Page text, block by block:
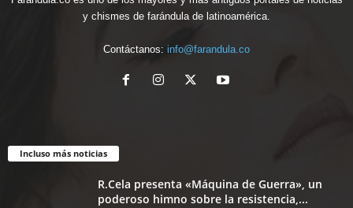
y chismes de farándula de latinoamérica.
Contáctanos: info@farandula.co
Incluso más noticias
R.Cela presenta «Máquina de Guerra», un
poderoso himno sobre la resistencia,...